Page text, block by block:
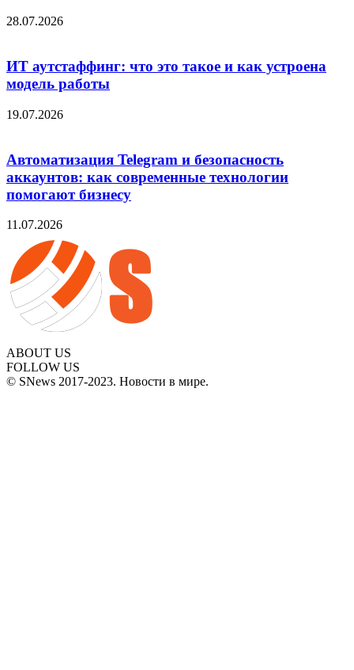
28.07.2026
ИТ аутстаффинг: что это такое и как устроена
модель работы
19.07.2026
Автоматизация Telegram и безопасность
аккаунтов: как современные технологии
помогают бизнесу
11.07.2026
ABOUT US
FOLLOW US
© SNews 2017-2023. Новости в мире.